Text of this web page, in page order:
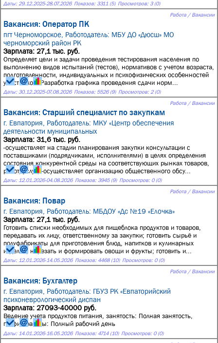
Даты: 29.12.2025-28.07.2026 Показов: 3311 (5) Просмотров: 3 (0)
Работа / Вакансии
Вакансия: Оператор ПК
пгт Черноморское, Работодатель: МБУ ДО «Дюсш» МО
черноморский район РК
Зарплата: 27,1 тыс. руб.
Определяет цели и задачи проведения тестирования населения по
выполнению видов испытаний (тестов), нормативов с учетом возраста,
подготовленности, индивидуальных и психофизических особенностей
участников. Разработка графика проведения сдачи норм...
Даты: 30.12.2025-07.08.2026 Показов: 5526 (9) Просмотров: 2 (0)
Работа / Вакансии
Вакансия: Старший специалист по закупкам
г. Евпатория, Работодатель: МКУ «Центр обеспечения
деятельности муниципальных
Зарплата: 31,6 тыс. руб.
-осуществляет на стадии планирования закупки консультации с
поставщиками (подрядчиками, исполнителями) в целях определения
состояния конкурентной среды на соответствующих рынках товаров,
работ, услуг; -осуществляет организацию общественного обсу...
Даты: 12.01.2026-04.08.2026 Показов: 3945 (9) Просмотров: 0 (0)
Работа / Вакансии
Вакансия: Повар
г. Евпатория, Работодатель: МБДОУ «Дс №19 «Елочка»
Зарплата: 27,1 тыс. руб.
Готовить списки необходимых для пищеблока продуктов и товаров,
передавать их лицу, ответственному за закупки; готовить сырьё и
полуфабрикаты для приготовления блюд, напитков и кулинарных
изделий; нарезать и формировать овощи и фрукты; готовить и...
Даты: 12.01.2026-14.05.2026 Показов: 4468 (10) Просмотров: 0 (0)
Работа / Вакансии
Вакансия: Бухгалтер
г. Евпатория, Работодатель: ГБУЗ РК «Евпаторийский
психоневрологический диспан
Зарплата: 27093-40000 руб.
Ведение учета продуктов питания, занятость: Полная занятость,
график работы: Полный рабочий день
Даты: 14.01.2026-16.05.2026 Показов: 4714 (10) Просмотров: 0 (0)